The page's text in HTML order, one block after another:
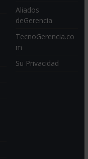
Aliados
deGerencia
TecnoGerencia.co
m
Su Privacidad